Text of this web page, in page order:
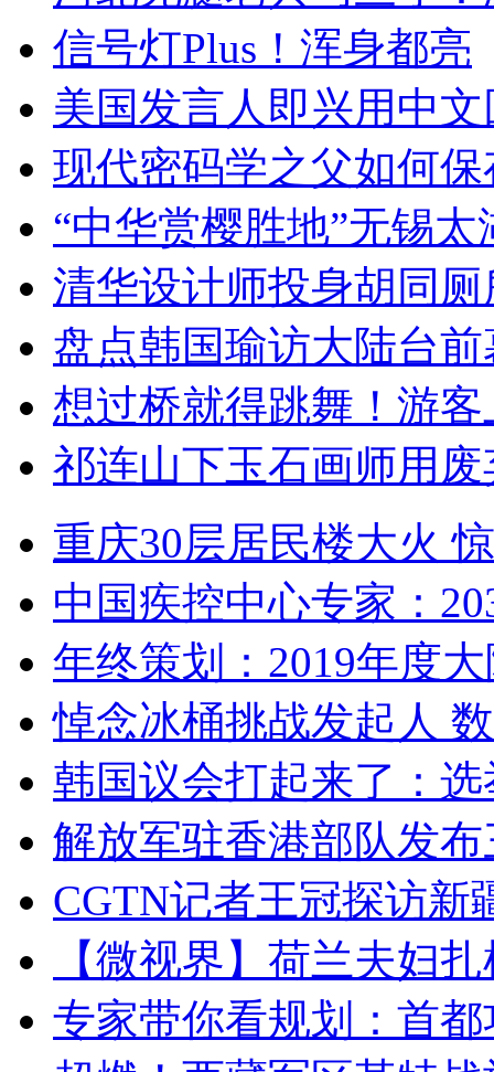
信号灯Plus！浑身都亮
美国发言人即兴用中
现代密码学之父如何
“中华赏樱胜地”无锡
清华设计师投身胡同
盘点韩国瑜访大陆台
想过桥就得跳舞！游客
祁连山下玉石画师用
重庆30层居民楼大火
中国疾控中心专家：
年终策划：2019年度
悼念冰桶挑战发起人
韩国议会打起来了：
解放军驻香港部队发
CGTN记者王冠探访新
【微视界】荷兰夫妇
专家带你看规划：首